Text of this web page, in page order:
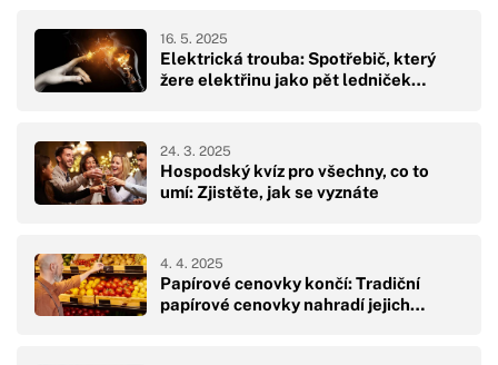
Elektrická trouba: Spotřebič, který
žere elektřinu jako pět ledniček…
16. 5. 2025
Hospodský kvíz pro všechny, co to
umí: Zjistěte, jak se vyznáte
24. 3. 2025
Papírové cenovky končí: Tradiční
papírové cenovky nahradí jejich…
4. 4. 2025